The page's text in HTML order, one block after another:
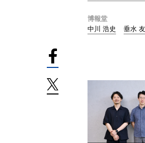
博報堂
中川 浩史
垂水